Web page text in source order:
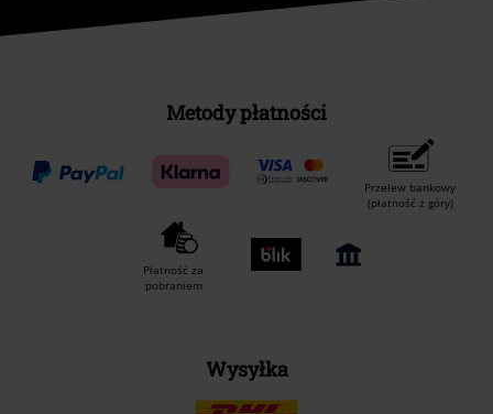
Metody płatności
Przelew bankowy
(płatność z góry)
Płatność za
pobraniem
Wysyłka